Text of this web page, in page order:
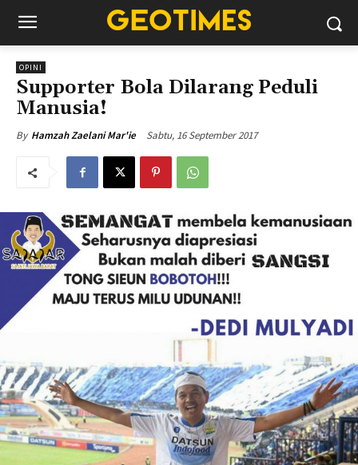
OPINI
Supporter Bola Dilarang Peduli
Manusia!
By Hamzah Zaelani Mar'ie Sabtu, 16 September 2017